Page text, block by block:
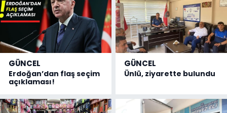
GÜNCEL
Erdoğan’dan flaş seçim
açıklaması!
GÜNCEL
Ünlü, ziyarette bulundu